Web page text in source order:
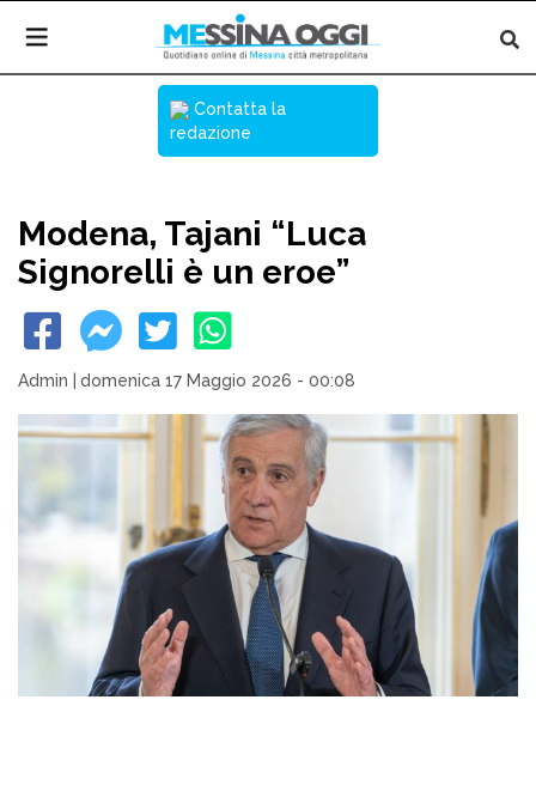
Contatta la
redazione
Modena, Tajani “Luca
Signorelli è un eroe”
Admin domenica 17 Maggio 2026 - 00:08